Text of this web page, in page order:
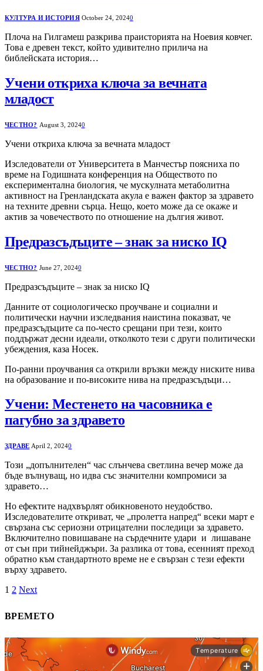
КУЛТУРА И ИСТОРИЯ October 24, 20240
Плоча на Гилгамеш разкрива праисторията на Ноевия ковчег.
Това е древен текст, който удивително прилича на
библейската история…
Учени откриха ключа за вечната
младост
ЧЕСТНО? August 3, 20240
Учени откриха ключа за вечната младост
Изследователи от Университета в Манчестър поясниха по
време на Годишната конференция на Обществото по
експериментална биология, че мускулната метаболитна
активност на Гренландската акула е важен фактор за здравето
на техните древни сърца. Нещо, което може да се окаже и
актив за човечеството по отношение на дългия живот.
Предразсъдъците – знак за ниско IQ
ЧЕСТНО? June 27, 20240
Предразсъдъците – знак за ниско IQ
Данните от социологическо проучване и социални и
политически научни изследвания наистина показват, че
предразсъдъците са по-често срещани при тези, които
поддържат десни идеали, отколкото тези с други политически
убеждения, каза Носек.
По-ранни проучвания са открили връзки между ниските нива
на образование и по-високите нива на предразсъдъци…
Учени: Местенето на часовника е
пагубно за здравето
ЗДРАВЕ April 2, 20240
Този „допълнителен“ час слънчева светлина вечер може да
бъде вълнуващ, но идва със значителни компромиси за
здравето…
Но ефектите надхвърлят обикновеното неудобство.
Изследователите откриват, че „пролетта напред“ всеки март е
свързана със сериозни отрицателни последици за здравето.
Включително повишаване на сърдечните удари и лишаване
от сън при тийнейджъри. За разлика от това, есенният преход
обратно към стандартното време не е свързан с тези ефекти
върху здравето.
1 2 Next
ВРЕМЕТО